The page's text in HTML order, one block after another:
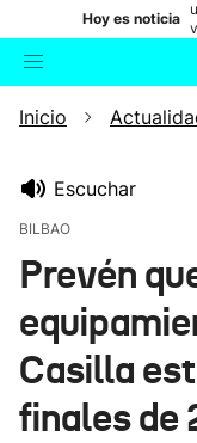
Hoy es noticia
Buscador
Inicio
Escuchar
BILBAO
Prevén
Casilla
finales de